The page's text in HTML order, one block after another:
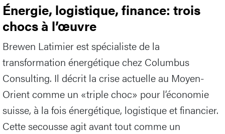
Énergie, logistique, finance: trois
chocs à l’œuvre
Brewen Latimier est spécialiste de la
transformation énergétique chez Columbus
Consulting. Il décrit la crise actuelle au Moyen-
Orient comme un «triple choc» pour l’économie
suisse, à la fois énergétique, logistique et financier.
Cette secousse agit avant tout comme un